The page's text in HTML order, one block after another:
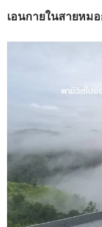
เอนกายในสายหม